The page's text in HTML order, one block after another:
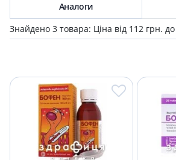
Аналоги
Знайдено 3 товара: Ціна від 112 грн.